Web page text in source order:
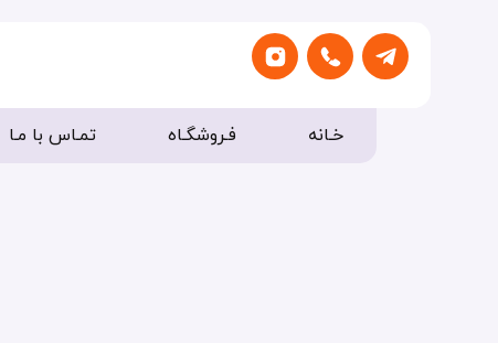
خـانه فـروشگـاه تمـاس با مـا